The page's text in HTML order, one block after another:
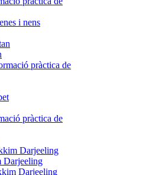
i nens
pràctica de
pràctica de
Darjeeling
Darjeeling
Darjeeling